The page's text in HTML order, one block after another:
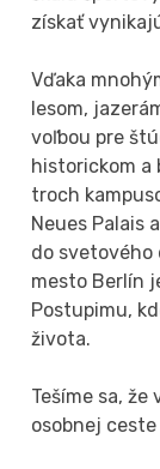
získať
Vďaka
lesom,
voľbou pre
historickom a
troch
Neues Palais
do svetového
mesto Berlín
Postupimu,
života.
Tešíme sa,
osobnej